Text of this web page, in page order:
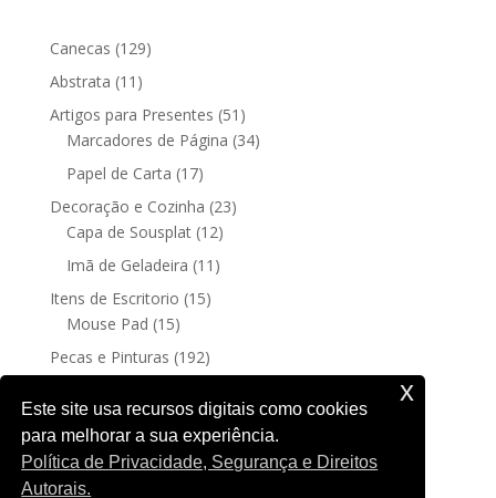
Canecas 129129
Abstrata 11 11
produtos
Artigos para Presentes 51 51
produtos
Marcadores de Página 3434
Papel de Carta 1717
produtos
Decoração e Cozinha 2323
Capa de Sousplat 1212
produtos
Imã de Geladeira 11 11
Itens de Escritorio 1515
Mouse Pad 1515
produtos
Pecas e Pinturas 192192
produtos
192
produtos
Posters sem moldura 44
produtos
Quadro Decorativo 188188
produtos
Este site usa recursos digitais como cookies
para melhorar a sua experiência.
Política de Privacidade, Segurança e Direitos
Autorais.
x